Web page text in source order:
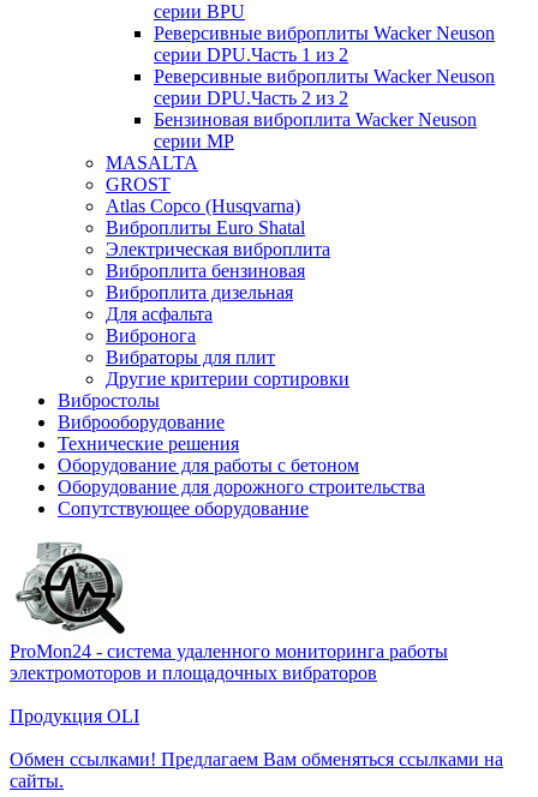
серии BPU
Реверсивные виброплиты Wacker Neuson
серии DPU.Часть 1 из 2
Реверсивные виброплиты Wacker Neuson
серии DPU.Часть 2 из 2
Бензиновая виброплита Wacker Neuson
серии MP
MASALTA
GROST
Atlas Copco (Husqvarna)
Виброплиты Euro Shatal
Электрическая виброплита
Виброплита бензиновая
Виброплита дизельная
Для асфальта
Вибронога
Вибраторы для плит
Другие критерии сортировки
Вибростолы
Виброоборудование
Технические решения
Оборудование для работы с бетоном
Оборудование для дорожного строительства
Сопутствующее оборудование
ProMon24 - система удаленного мониторинга работы
электромоторов и площадочных вибраторов
Продукция OLI
Обмен ссылками! Предлагаем Вам обменяться ссылками на
сайты.